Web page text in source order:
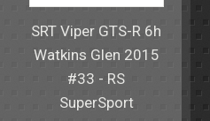
SRT Viper GTS-R 6h
Watkins Glen 2015
#33 - RS
SuperSport